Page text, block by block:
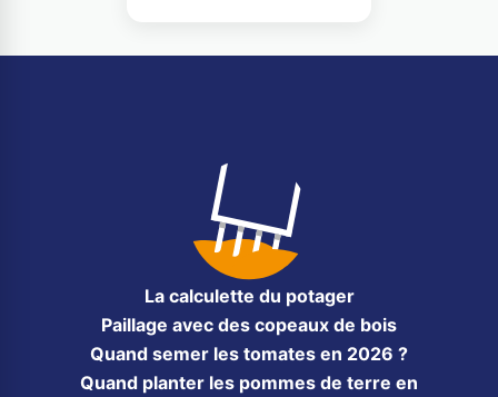
La calculette du potager
Paillage avec des copeaux de bois
Quand semer les tomates en 2026 ?
Quand planter les pommes de terre en